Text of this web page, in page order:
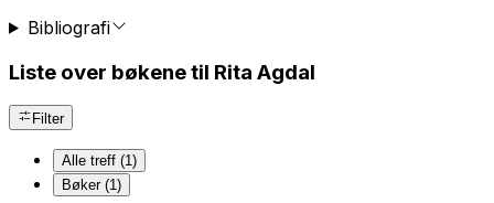
Bibliografi
Liste over bøkene til Rita Agdal
Filter
Alle treff (1)
Bøker (1)